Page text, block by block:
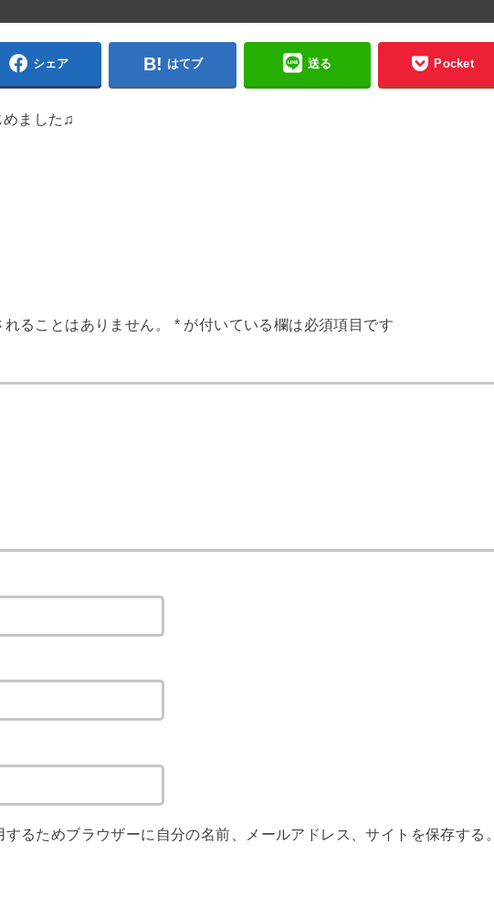
シェア はてブ 送る Pocket
ました♫
ることはありません。 *が付いている欄は必須項目です
るためブラウザーに自分の名前、メールアドレス、サイトを保存する。